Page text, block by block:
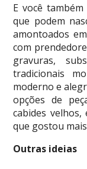
E você
que podem
amontoados
com
gravuras,
tradicionais
moderno e
opções de
cabides
que gostou
Outras ideias